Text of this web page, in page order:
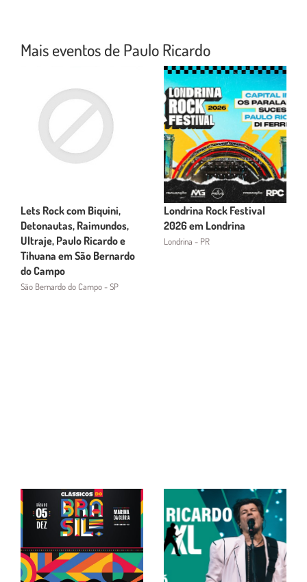
Mais eventos de Paulo Ricardo
Lets Rock com Biquini,
Detonautas, Raimundos,
Ultraje, Paulo Ricardo e
Tihuana em São Bernardo
do Campo
São Bernardo do Campo - SP
Londrina Rock Festival
2026 em Londrina
Londrina - PR